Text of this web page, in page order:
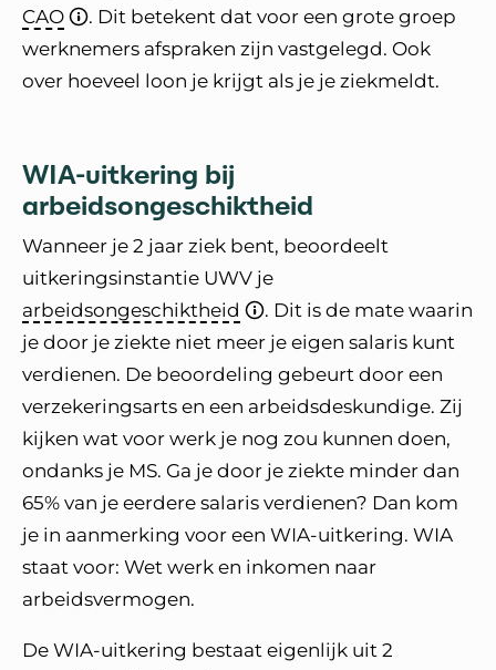
CAO
. Dit betekent dat voor een grote groep
werknemers afspraken zijn vastgelegd. Ook
over hoeveel loon je krijgt als je je ziekmeldt.
WIA-uitkering bij
arbeidsongeschiktheid
Wanneer je 2 jaar ziek bent, beoordeelt
uitkeringsinstantie UWV je
arbeidsongeschiktheid
. Dit is de mate waarin
je door je ziekte niet meer je eigen salaris kunt
verdienen. De beoordeling gebeurt door een
verzekeringsarts en een arbeidsdeskundige. Zij
kijken wat voor werk je nog zou kunnen doen,
ondanks je MS. Ga je door je ziekte minder dan
65% van je eerdere salaris verdienen? Dan kom
je in aanmerking voor een WIA-uitkering. WIA
staat voor: Wet werk en inkomen naar
arbeidsvermogen.
De WIA-uitkering bestaat eigenlijk uit 2